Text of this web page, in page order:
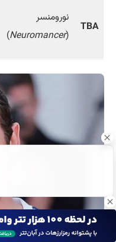
TBA
نورومنسر
(
Neuromancer
)